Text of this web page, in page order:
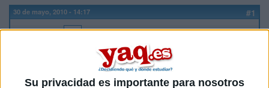
Su privacidad es importante para nosotros
30 de mayo, 2010 - 14:17 #1
anómino
Hola, soy nueva en este foro, y tengo tantas dudas que no se
por dónde empezar, jeje.